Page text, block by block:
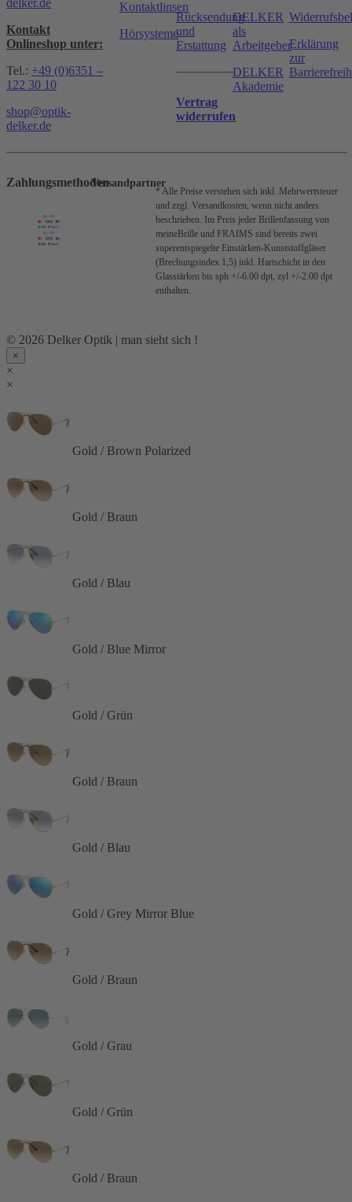
delker.de
Kontakt
Onlineshop unter:
Tel.: +49 (0)6351 –
122 30 10
shop@optik-
delker.de
Kontaktlinsen
Hörsysteme
Rücksendung
und
Erstattung
Vertrag
widerrufen
DELKER
als
Arbeitgeber
DELKER
Akademie
Erklärung
zur
ZahlungsmethodenVersandpartner
* Alle Preise verstehen sich inkl. Mehrwertsteuer
und zzgl. Versandkosten, wenn nicht anders
beschrieben. Im Preis jeder Brillenfassung von
meineBrille und FRAIMS sind bereits zwei
superentspiegelte Einstärken-Kunststoffgläser
(Brechungsindex 1,5) inkl. Hartschicht in den
Glasstärken bis sph +/-6.00 dpt, zyl +/-2.00 dpt
enthalten.
© 2026 Delker Optik | man sieht sich !
×
×
×
Gold / Brown Polarized
Gold / Braun
Gold / Blau
Gold / Blue Mirror
Gold / Grün
Gold / Braun
Gold / Blau
Gold / Grey Mirror Blue
Gold / Braun
Gold / Grau
Gold / Grün
Gold / Braun